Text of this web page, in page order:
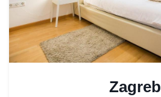
Zagreb